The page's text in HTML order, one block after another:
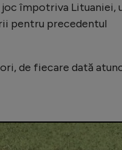
împotriva Lituaniei,
pentru precedentul
de fiecare dată